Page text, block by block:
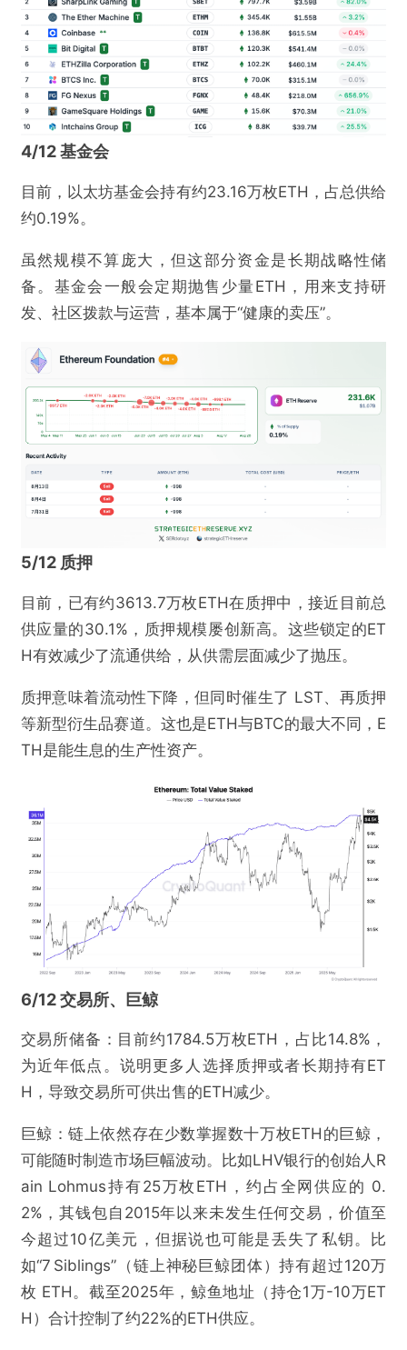
4/12 基金会
目前，以太坊基金会持有约23.16万枚ETH，占总供给
约0.19%。
虽然规模不算庞大，但这部分资金是长期战略性储
备。基金会一般会定期抛售少量ETH，用来支持研
发、社区拨款与运营，基本属于“健康的卖压”。
5/12 质押
目前，已有约3613.7万枚ETH在质押中，接近目前总
供应量的30.1%，质押规模屡创新高。这些锁定的ET
H有效减少了流通供给，从供需层面减少了抛压。
质押意味着流动性下降，但同时催生了 LST、再质押
等新型衍生品赛道。这也是ETH与BTC的最大不同，E
TH是能生息的生产性资产。
6/12 交易所、巨鲸
交易所储备：目前约1784.5万枚ETH，占比14.8%，
为近年低点。说明更多人选择质押或者长期持有ET
H，导致交易所可供出售的ETH减少。
巨鲸：链上依然存在少数掌握数十万枚ETH的巨鲸，
可能随时制造市场巨幅波动。比如LHV银行的创始人R
ain Lohmus持有25万枚ETH，约占全网供应的 0.
2%，其钱包自2015年以来未发生任何交易，价值至
今超过10亿美元，但据说也可能是丢失了私钥。比
如“7 Siblings”（链上神秘巨鲸团体）持有超过120万
枚 ETH。截至2025年，鲸鱼地址（持仓1万-10万ET
H）合计控制了约22%的ETH供应。